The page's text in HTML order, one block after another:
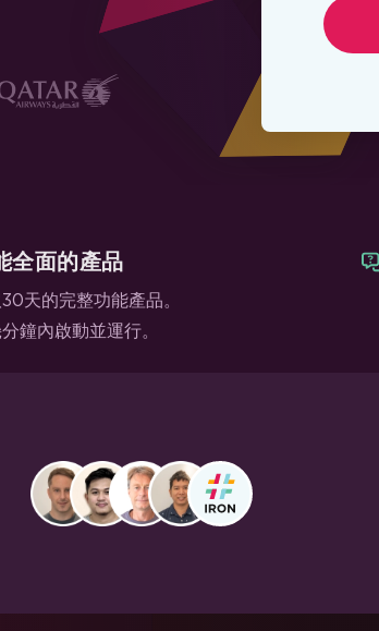
全面的產品
天的完整功能產品。
鐘內啟動並運行。